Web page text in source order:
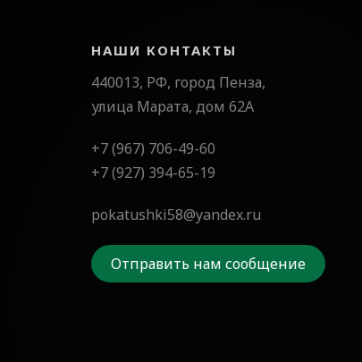
НАШИ КОНТАКТЫ
440013, РФ, город Пенза,
улица Марата, дом 62А
+7 (967) 706-49-60
+7 (927) 394-65-19
pokatushki58@yandex.ru
Отправить нам сообщение